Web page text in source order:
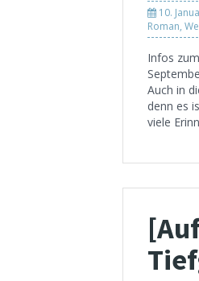
10.
Roman,
Infos
Auch in
denn es
viele